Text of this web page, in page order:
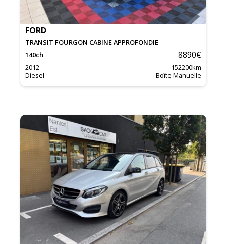
FORD
TRANSIT FOURGON CABINE APPROFONDIE
140ch 8890€
2012 152200km
Diesel
Boîte Manuelle